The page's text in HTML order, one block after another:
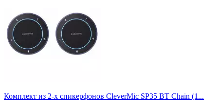
Комплект из 2-х спикерфонов CleverMic SP35 BT Chain (1...